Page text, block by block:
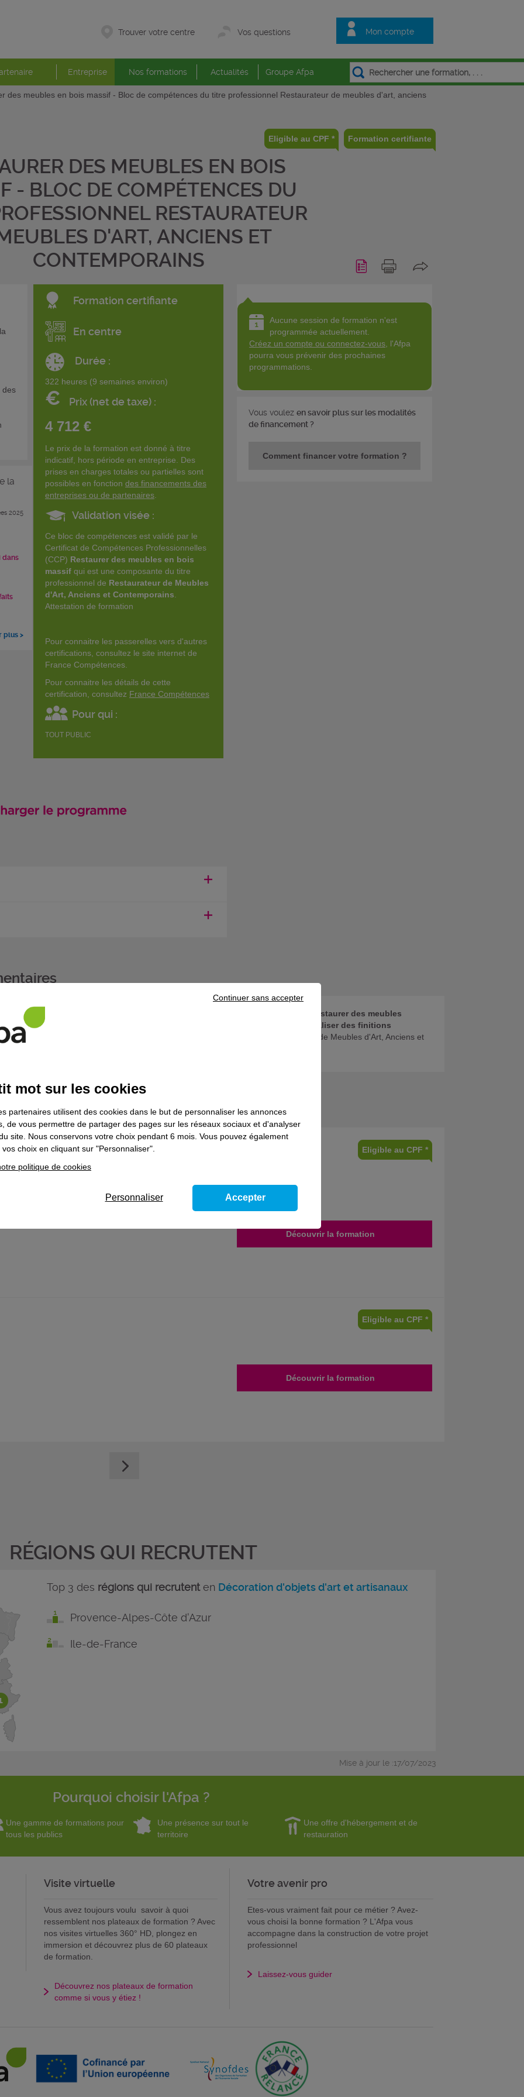
Mon compte
Trouver votre centre Vos questions
Entreprise Nos formations Actualités Groupe Afpa
des meubles en bois massif - Bloc de compétences du titre professionnel Restaurateur de meubles d'art, anciens
Eligible au CPF * Formation certifiante
DES MEUBLES EN BOIS
- BLOC DE COMPÉTENCES DU
RESTAURATEUR
D'ART, ANCIENS ET
CONTEMPORAINS
des
la
2025
dans
plus >
Formation certifiante
En centre
Durée :
322 heures (9 semaines environ)
€ Prix (net de taxe) :
4 712 €
Le prix de la formation est donné à titre
indicatif, hors période en entreprise. Des
prises en charges totales ou partielles sont
possibles en fonction des financements des
entreprises ou de partenaires
Validation visée :
Ce bloc de compétences est validé par le
Certificat de Compétences Professionnelles
(CCP) Restaurer des meubles en bois
massif qui est une composante du titre
professionnel de Restaurateur de Meubles
d'Art, Anciens et Contemporains
Attestation de formation
Pour connaitre les passerelles vers d'autres
certifications, consultez le site internet de
France Compétences.
Pour connaitre les détails de cette
certification, consultez France Compétences
Pour qui :
TOUT PUBLIC
Aucune session de formation n'est
programmée actuellement.
Créez un compte ou connectez-vous , l'Afpa
pourra vous prévenir des prochaines
programmations.
Vous voulezen savoir plus sur les modalités
de financement ?
Comment financer votre formation ?
professionnelles (CCP), vous pouvez vous présenter aux autres CCP :
Restaurer des meubles
des objets en marqueterie de bois et matériaux rares
Réaliser des finitions
meubles
(réf. produit 15483) pour obtenir le titre professionnel de Restaurateur de Meubles d'Art, Anciens et
limite de la durée de validité du titre.
le domaineArtisanat d'art
et stores d’intérieur à l’unité ou en
professionnel Tapissier-couturier
Eligible au CPF *
Découvrir la formation
Eligible au CPF *
Découvrir la formation
RÉGIONS QUI RECRUTENT
Top 3 des régions qui recrutenten Décoration d'objets d'art et artisanaux
Provence-Alpes-Côte d'Azur
Ile-de-France
Mise à jour le :17/07/2023
Pourquoi choisir l'Afpa ?
Une gamme de formations pour
tous les publics
Une présence sur tout le
territoire
Une offre d'hébergement et de
restauration
Visite virtuelle
Vous avez toujours voulu savoir à quoi
ressemblent nos plateaux de formation ? Avec
nos visites virtuelles 360° HD, plongez en
immersion et découvrez plus de 60 plateaux
de formation.
Découvrez nos plateaux de formation
comme si vous y étiez !
Votre avenir pro
Etes-vous vraiment fait pour ce métier ? Avez-
vous choisi la bonne formation ? L'Afpa vous
accompagne dans la construction de votre projet
professionnel
Laissez-vous guider
mot sur les cookies
partenaires utilisent des cookies dans le but de personnaliser les annonces
de vous permettre de partager des pages sur les réseaux sociaux et d'analyser
site. Nous conservons votre choix pendant 6 mois. Vous pouvez également
choix en cliquant sur "Personnaliser".
politique de cookies
Continuer sans accepter
Personnaliser Accepter